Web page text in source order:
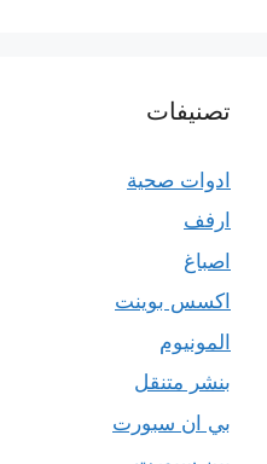
تصنيفات
ادوات صحية
ارفف
اصباغ
اكسس بوينت
المونيوم
بنشر متنقل
بي ان سبورت